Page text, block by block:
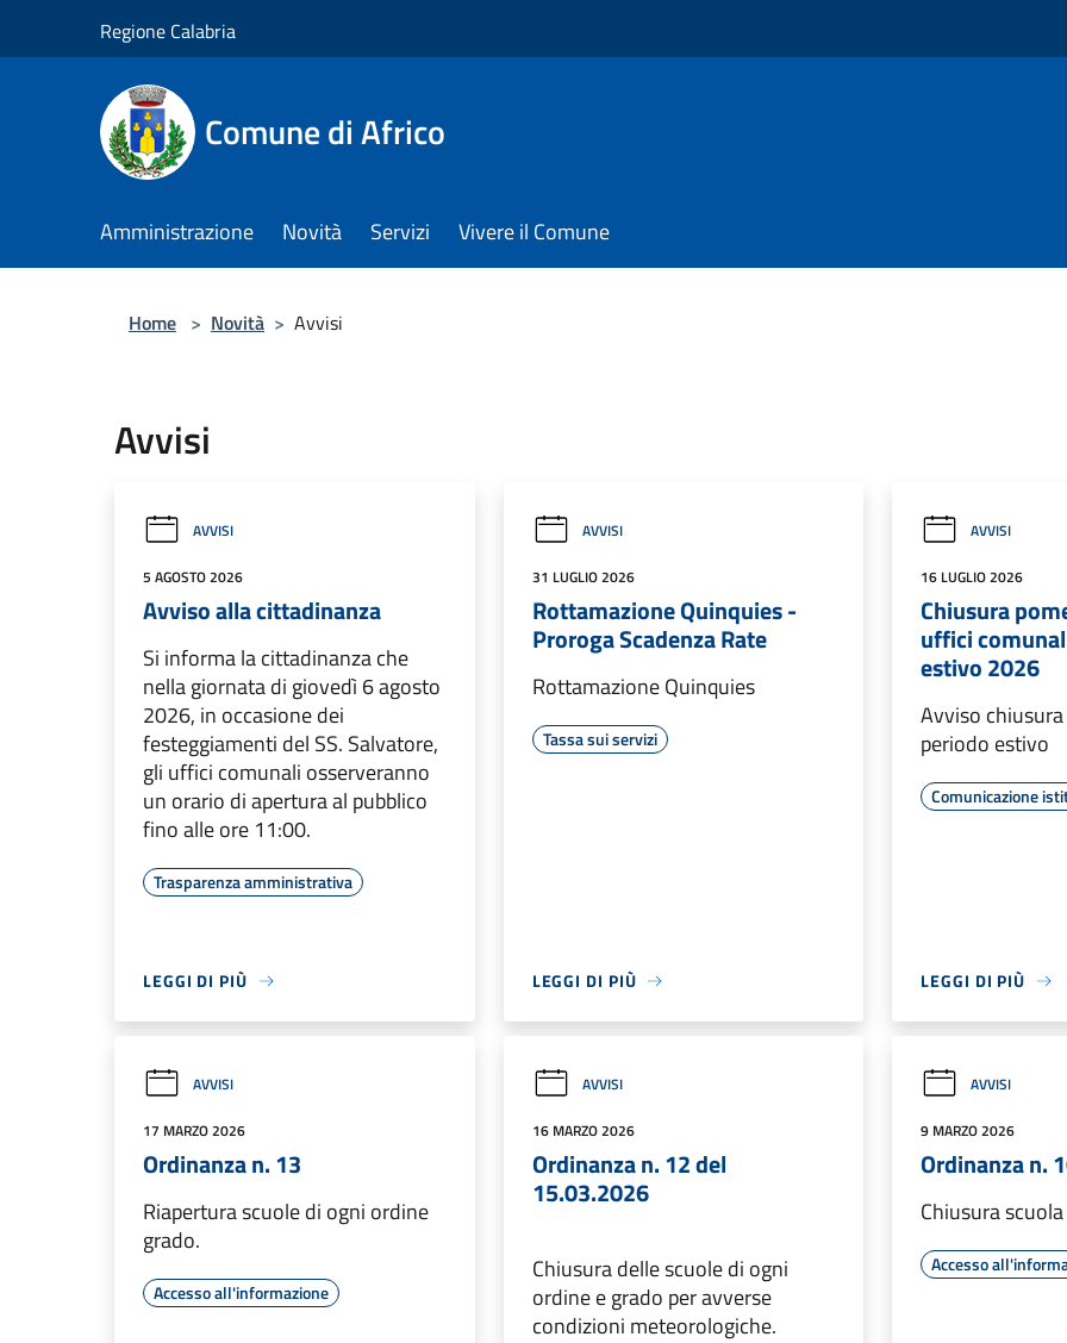
Regione Calabria
Comune di Africo
Amministrazione Novità Servizi Vivere il Comune
Home > Novità > Avvisi
Avvisi
AVVISI
5 AGOSTO 2026
Avviso alla cittadinanza
Si informa la cittadinanza che
nella giornata di giovedì 6 agosto
2026, in occasione dei
festeggiamenti del SS. Salvatore,
gli uffici comunali osserveranno
un orario di apertura al pubblico
fino alle ore 11:00.
Trasparenza amministrativa
LEGGI DI PIÙ
AVVISI
31 LUGLIO 2026
Rottamazione Quinquies -
Proroga Scadenza Rate
Rottamazione Quinquies
Tassa sui servizi
LEGGI DI PIÙ
AVVISI
16 LUGLIO 2026
Chiusura
uffici
estivo 2026
Avviso
periodo estivo
Comunicazione
LEGGI DI PIÙ
AVVISI
17 MARZO 2026
Ordinanza n. 13
Riapertura scuole di ogni ordine
grado.
Accesso all'informazione
AVVISI
16 MARZO 2026
Ordinanza n. 12 del
15.03.2026
Chiusura delle scuole di ogni
ordine e grado per avverse
condizioni meteorologiche.
AVVISI
9 MARZO 2026
Ordinanza n.
Chiusura
Accesso